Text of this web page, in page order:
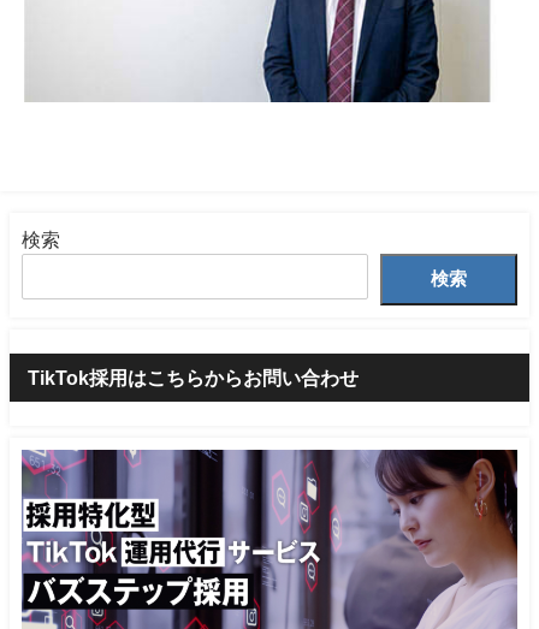
検索
検索
TikTok採用はこちらからお問い合わせ